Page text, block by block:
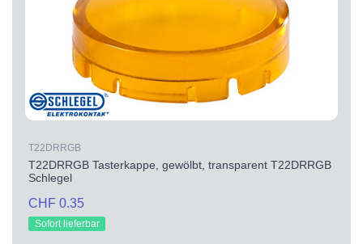
T22DRRGB
T22DRRGB Tasterkappe, gewölbt, transparent T22DRRGB
Schlegel
CHF 0.35
Sofort lieferbar